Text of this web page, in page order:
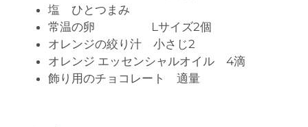
塩 ひとつまみ
常温の卵 Lサイズ2個
オレンジの絞り汁 小さじ2
オレンジ エッセンシャルオイル 4滴
飾り用のチョコレート 適量